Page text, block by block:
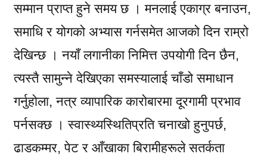
सम्मान प्राप्त हुने समय छ । मनलाई एकाग्र बनाउन,
समाधि र योगको अभ्यास गर्नसमेत आजको दिन राम्रो
देखिन्छ । नयाँ लगानीका निमित्त उपयोगी दिन छैन,
त्यस्तै सामुन्ने देखिएका समस्यालाई चाँडो समाधान
गर्नुहोला, नत्र व्यापारिक कारोबारमा दूरगामी प्रभाव
पर्नसक्छ । स्वास्थ्यस्थितिप्रति चनाखो हुनुपर्छ,
ढाडकम्मर, पेट र आँखाका बिरामीहरूले सतर्कता